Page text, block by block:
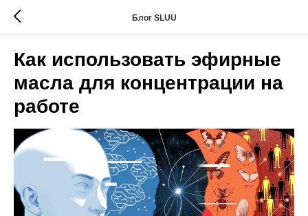
Блог SLUU
Как использовать эфирные
масла для концентрации на
работе